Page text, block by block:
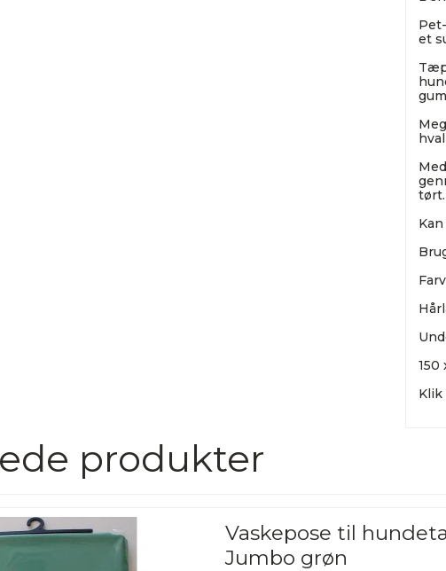
et
tørt.
150
Klik
produkter
Vaskepose til
Jumbo grøn